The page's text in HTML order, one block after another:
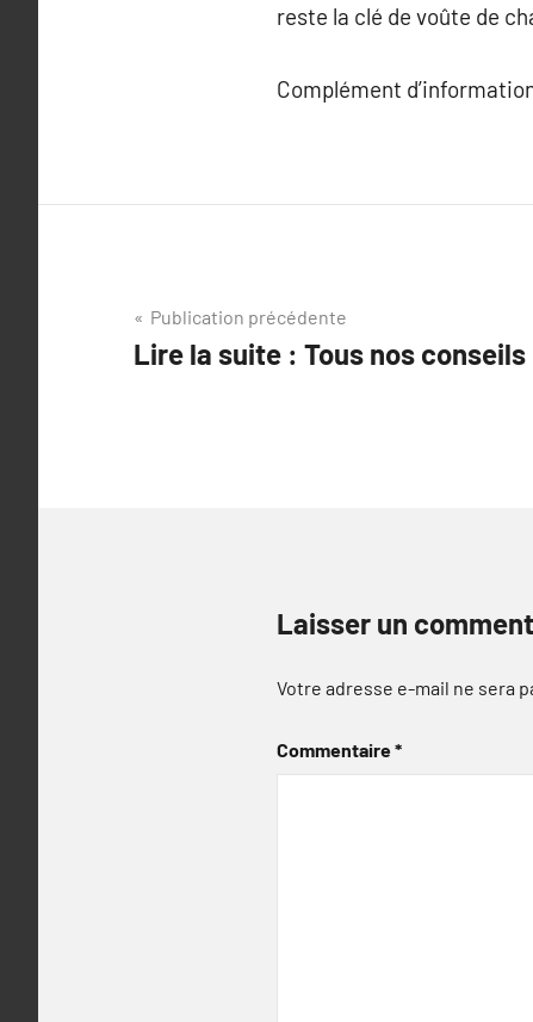
reste la clé de voûte de
Complément
Navigation
de
Publication précédente
Lire la suite : Tous nos conseils
Laisser un
Votre adresse e-mail ne sera
Commentaire*